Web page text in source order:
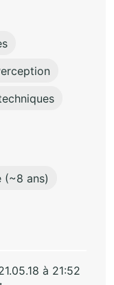
(~8 ans)
à 21:52